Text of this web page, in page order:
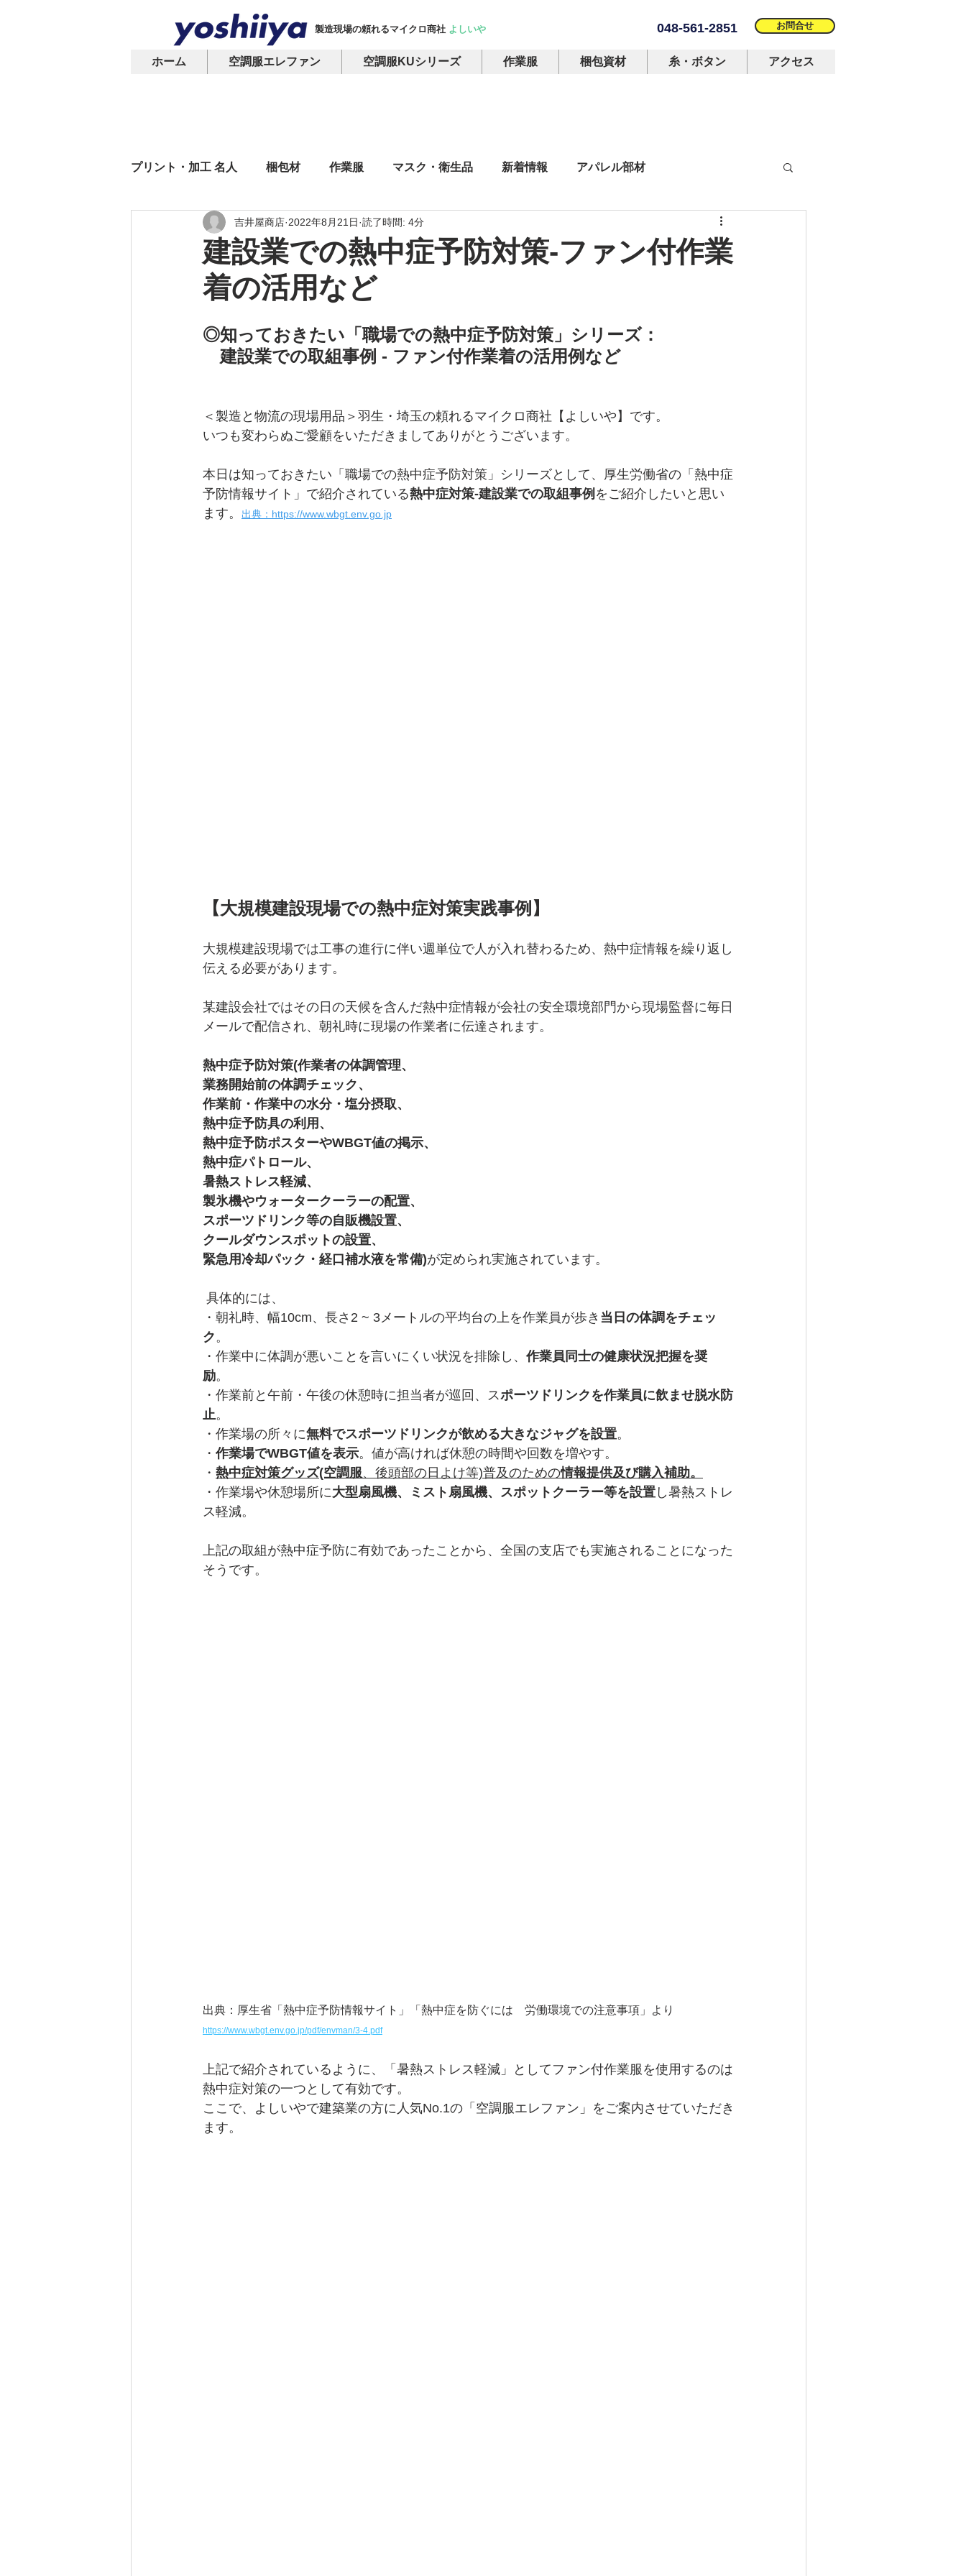
製造現場の頼れるマイクロ商社 よしいや お問合せ
048-561-2851
ホーム 空調服エレファン 空調服KUシリーズ 作業服 梱包資材 糸・ボタン アクセス
プリント・加工 名人 梱包材 作業服 マスク・衛生品 新着情報 アパレル部材
オリジナルプリント Tシャツ・ポロシャツ・スウェット
建設業での熱中症予防対策-ファン付作業
着の活用など
吉井屋商店 2022年8月21日 読了時間: 4分
◎知っておきたい「職場での熱中症予防対策」シリーズ：
建設業での取組事例 - ファン付作業着の活用例など
＜製造と物流の現場用品＞羽生・埼玉の頼れるマイクロ商社【よしいや】です。
いつも変わらぬご愛顧をいただきましてありがとうございます。
本日は知っておきたい「職場での熱中症予防対策」シリーズとして、厚生労働省の「熱中症
予防情報サイト」で紹介されている熱中症対策-建設業での取組事例 をご紹介したいと思い
ます。
出典： https://www.wbgt.env.go.jp
【大規模建設現場での熱中症対策実践事例】
大規模建設現場では工事の進行に伴い週単位で人が入れ替わるため、熱中症情報を繰り返し
伝える必要があります。
某建設会社ではその日の天候を含んだ熱中症情報が会社の安全環境部門から現場監督に毎日
メールで配信され、朝礼時に現場の作業者に伝達されます。
熱中症予防対策(作業者の体調管理、
業務開始前の体調チェック、
作業前・作業中の水分・塩分摂取、
熱中症予防具の利用、
熱中症予防ポスターやWBGT値の掲示、
熱中症パトロール、
暑熱ストレス軽減、
製氷機やウォータークーラーの配置、
スポーツドリンク等の自販機設置、
クールダウンスポットの設置、
緊急用冷却パック・経口補水液を常備)が定められ実施されています。
具体的には、
・朝礼時、幅10cm、長さ2 ~ 3メートルの平均台の上を作業員が歩き 当日の体調をチェッ
ク 。
・作業中に体調が悪いことを言いにくい状況を排除し、 作業員同士の健康状況把握を奨
励。
・作業前と午前・午後の休憩時に担当者が巡回、スポーツドリンクを作業員に飲ませ脱水防
止。
・作業場の所々に無料でスポーツドリンクが飲める大きなジャグを設置。
・ 作業場でWBGT値を表示。値が高ければ休憩の時間や回数を増やす。
・ 熱中症対策グッズ(空調服、後頭部の日よけ等)普及のための情報提供及び購入補助。
・作業場や休憩場所に大型扇風機、ミスト扇風機、スポットクーラー等を設置 し暑熱ストレ
ス軽減。
上記の取組が熱中症予防に有効であったことから、全国の支店でも実施されることになった
そうです。
出典： 厚生省「熱中症予防情報サイト」「熱中症を防ぐには　労働環境での注意事項」より
https://www.wbgt.env.go.jp/pdf/envman/3-4.pdf
上記で紹介されているように、「暑熱ストレス軽減」としてファン付作業服を使用するのは
熱中症対策の一つとして有効です。
ここで、よしいやで建築業の方に人気No.1の「空調服エレファン」をご案内させていただき
ます。